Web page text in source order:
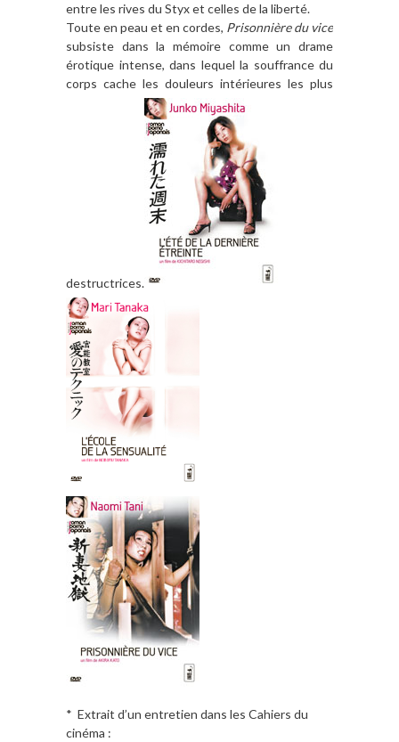
entre les rives du Styx et celles de la liberté.
Toute en peau et en cordes, Prisonnière du vice
subsiste dans la mémoire comme un drame
érotique intense, dans lequel la souffrance du
corps cache les douleurs intérieures les plus
destructrices.
* Extrait d’un entretien dans les Cahiers du
cinéma :